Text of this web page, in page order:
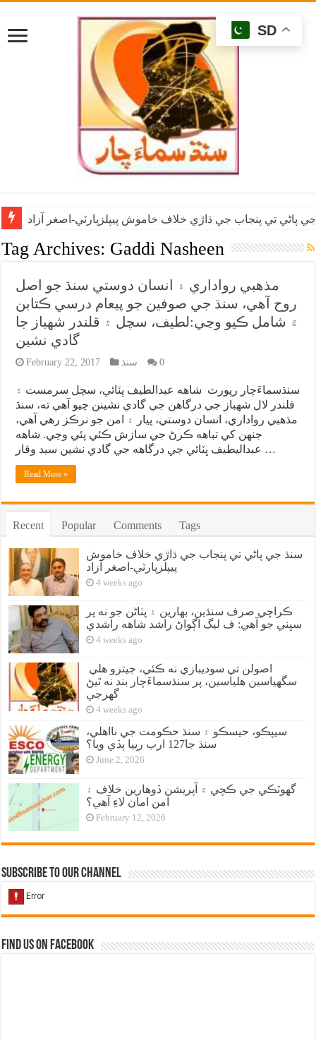
پاڻي تي پنجاب جي ڌاڙي خلاف خاموش پيپلزپارٽي-اصغر آزاد
Tag Archives: Gaddi Nasheen
مذهبي رواداري ۽ انسان دوستي سنڌ جو اصل
روح آهي، سنڌ جي صوفين جو پيعام درسي ڪتابن
۾ شامل ڪيو وڃي:لطيف، سچل ۽ قلندر شهباز جا
گادي نشين
February 22, 2017 سنڌ 0
سنڌسماءَچار رپورٽ شاهه عبدالطيف ڀٽائي، سچل سرمست ۽
قلندر لال شهباز جي درگاهن جي گادي نشينن چيو آهي ته، سنڌ
مذهبي رواداري، انسان دوستي، پيار ۽ امن جو نرڪز رهي آهي،
جنهن کي تباهه ڪرڻ جي سازش ڪئي پئي وڃي. شاهه
عبداليطيف ڀٽائي جي درگاهه جي گادي نشين سيد وقار …
Read More »
Recent Popular Comments Tags
سنڌ جي پاڻي تي پنجاب جي ڌاڙي خلاف خاموش
پيپلزپارٽي-اصغر آزاد
4 weeks ago
ڪراچي صرف سنڌين، بهارين ۽ پٺاڻن جو نه پر
سڀني جو آهي: ف ليگ اڳواڻ راشد شاهه راشدي
4 weeks ago
سگهياسين هلياسين، پر سنڌسماءَچار بند نه ٿيڻ
گهرجي
4 weeks ago
سيپڪو، حيسڪو ۽ سنڌ حڪومت جي نااهلي،
سنڌ جا127 ارب رپيا ٻڏي ويا؟
June 2, 2026
گهوٽڪي جي ڪچي ۾ آپريشن ڏوهارين خلاف ۽
امن امان لاءِ آهي؟
February 12, 2026
Subscribe to our Channel
Find us on Facebook
SD